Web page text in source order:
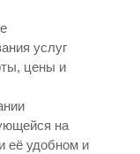
услуг
цены и
на
её удобном и